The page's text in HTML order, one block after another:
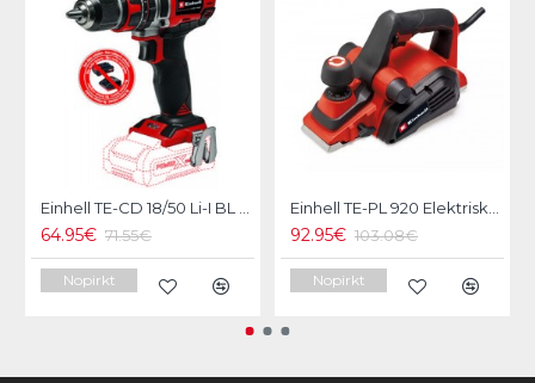
Einhell TE-CD 18/50 Li-I BL Akumulatora triecienurbmašīna
64.95€ 71.55€
Nopirkt
Einhell TE-PL 920 Elektriskā ēvele
92.95€ 103.08€
Nopirkt